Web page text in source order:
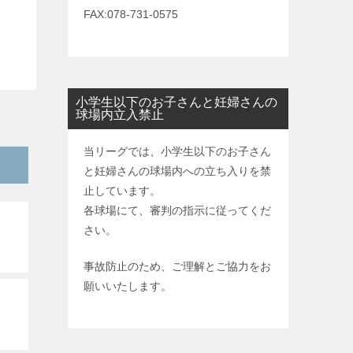
FAX:078-731-0575
小学生以下のお子さんと妊婦さんの
球場内立入禁止
当リーグでは、小学生以下のお子さん
と妊婦さんの球場内への立ち入りを禁
止しています。
各球場にて、審判の指示に従ってくだ
さい。
事故防止のため、ご理解とご協力をお
願いいたします。